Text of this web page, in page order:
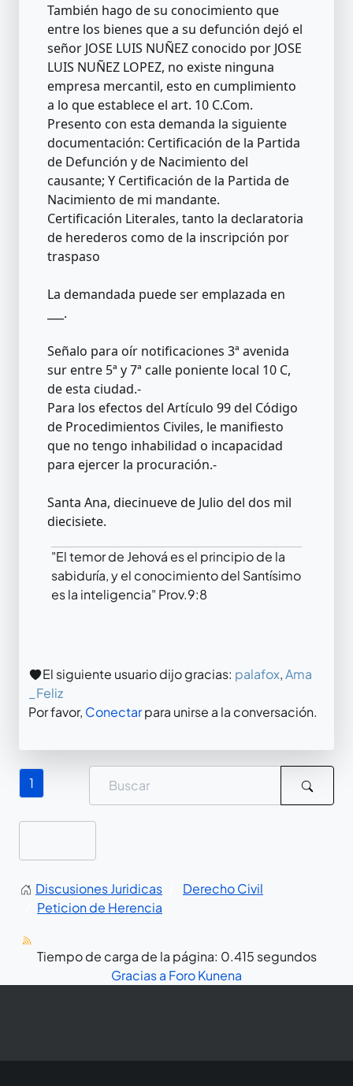
También hago de su conocimiento que
entre los bienes que a su defunción dejó el
señor JOSE LUIS NUÑEZ conocido por JOSE
LUIS NUÑEZ LOPEZ, no existe ninguna
empresa mercantil, esto en cumplimiento
a lo que establece el art. 10 C.Com.
Presento con esta demanda la siguiente
documentación: Certificación de la Partida
de Defunción y de Nacimiento del
causante; Y Certificación de la Partida de
Nacimiento de mi mandante.
Certificación Literales, tanto la declaratoria
de herederos como de la inscripción por
traspaso
La demandada puede ser emplazada en
___.
Señalo para oír notificaciones 3ª avenida
sur entre 5ª y 7ª calle poniente local 10 C,
de esta ciudad.-
Para los efectos del Artículo 99 del Código
de Procedimientos Civiles, le manifiesto
que no tengo inhabilidad o incapacidad
para ejercer la procuración.-
Santa Ana, diecinueve de Julio del dos mil
diecisiete.
"El temor de Jehová es el principio de la
sabiduría, y el conocimiento del Santísimo
es la inteligencia" Prov.9:8
El siguiente usuario dijo gracias: palafox,Ama
_Feliz
Por favor, Conectarpara unirse a la conversación.
1
Discusiones Juridicas
Derecho Civil
Peticion de Herencia
Tiempo de carga de la página: 0.415 segundos
Gracias a Foro Kunena